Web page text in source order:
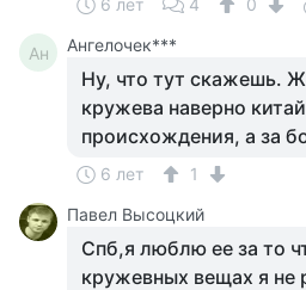
6 лет 4 0
Ан Ангелочек***
Ну, что тут скажешь.
кружева наверно
происхождения, а за
6 лет
1
Павел Высоцкий
Спб,я люблю ее за то
кружевных вещах я не